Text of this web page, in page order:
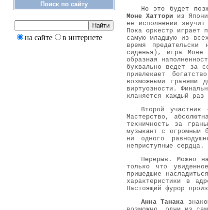
Поиск по сайту
на сайте в интернете
Но это будет
Моне Хаттори из
ее исполнении
Пока оркестр играет
самую младшую из
время предательски
сиденья), игра Моне
образная
буквально ведет за
привлекает
возможными гранями
виртуозности.
кланяется каждый
Второй
Мастерство,
техничность за
музыкант с огромным
ни одного
неприступные сердца.
Перерыв. Можно
только что
пришедшие
характеристики в
Настоящий фурор
Анна Танака